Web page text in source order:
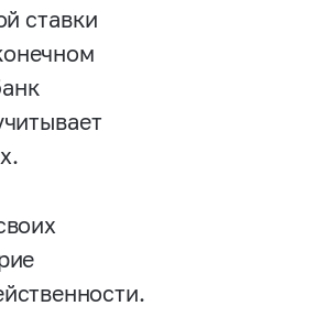
ставки